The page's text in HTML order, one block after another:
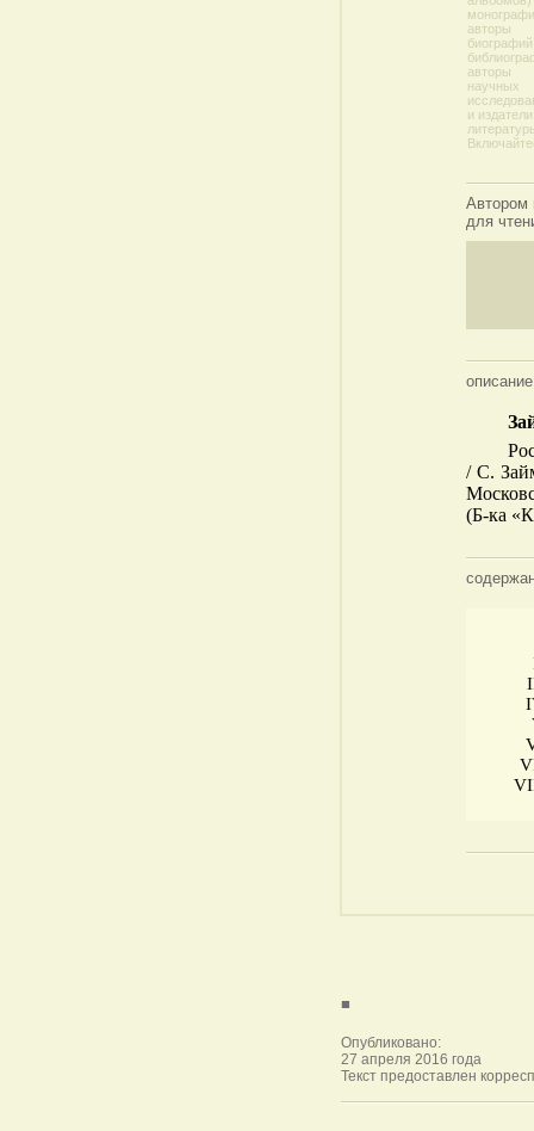
авторы
авторы
научных
и издатели
Автором
для
/ С.
(Б-ка
■
Опубликовано:
27 апреля 2016 года
Текст предоставлен